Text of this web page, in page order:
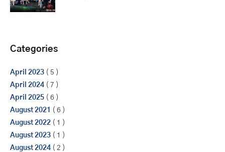
Categories
April 2023 ( 5 )
April 2024 ( 7 )
April 2025 ( 6 )
August 2021
( 6 )
August 2022 ( 1 )
August 2023 ( 1 )
August 2024 ( 2 )